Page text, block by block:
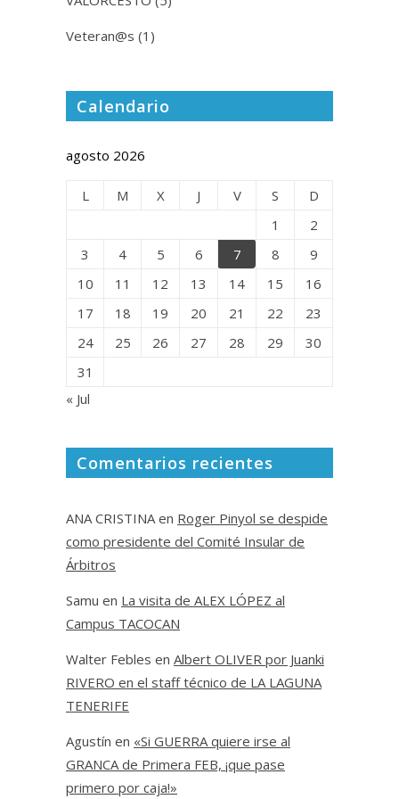
Veteran@s (1)
Calendario
agosto 2026
L M X J V S
D
1
2
3
4 5 6 7 8
9
10
11 12 13 14 15
16
17
18 19 20 21 22
23
24
25 26 27 28 29
30
31
« Jul
Comentarios recientes
ANA CRISTINA en Roger Pinyol se despide
como presidente del Comité Insular de
Árbitros
Samu en La visita de ALEX LÓPEZ al
Campus TACOCAN
Walter Febles en Albert OLIVER por Juanki
RIVERO en el staff técnico de LA LAGUNA
TENERIFE
Agustín en «Si GUERRA quiere irse al
GRANCA de Primera FEB, ¡que pase
primero por caja!»